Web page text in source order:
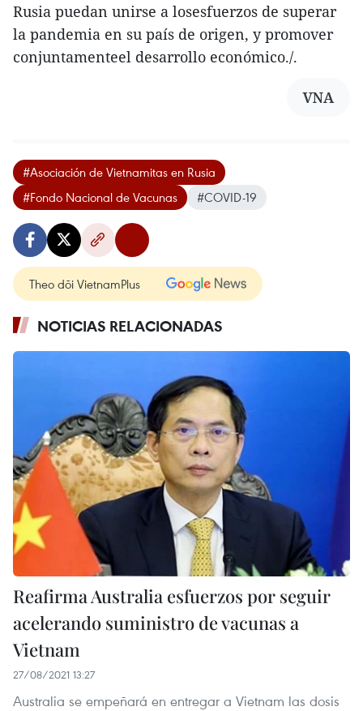
Rusia puedan unirse a losesfuerzos de superar
la pandemia en su país de origen, y promover
conjuntamenteel desarrollo económico./.
VNA
#Asociación de Vietnamitas en Rusia
#Fondo Nacional de Vacunas
#COVID-19
Theo dõi VietnamPlus
NOTICIAS RELACIONADAS
Reafirma Australia esfuerzos por seguir
acelerando suministro de vacunas a
Vietnam
27/08/2021 13:27
Australia se empeñará en entregar a Vietnam las dosis